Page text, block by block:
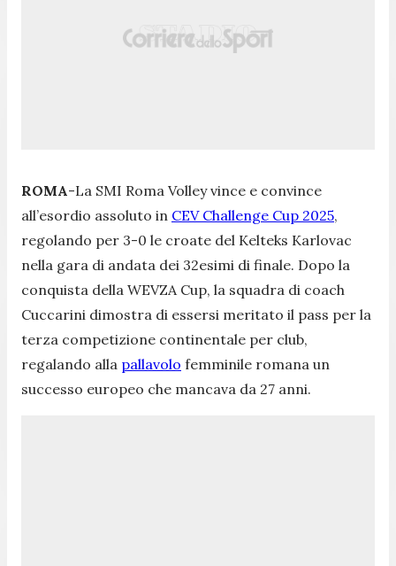
ROMA-La SMI Roma Volley vince e convince
all’esordio assoluto in CEV Challenge Cup 2025,
regolando per 3-0 le croate del Kelteks Karlovac
nella gara di andata dei 32esimi di finale. Dopo la
conquista della WEVZA Cup, la squadra di coach
Cuccarini dimostra di essersi meritato il pass per la
terza competizione continentale per club,
regalando alla pallavolo femminile romana un
successo europeo che mancava da 27 anni.